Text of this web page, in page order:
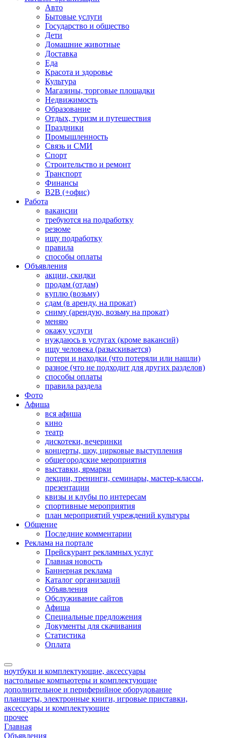
Авто
Бытовые услуги
Государство и общество
Дети
Домашние животные
Доставка
Еда
Красота и здоровье
Культура
Магазины, торговые площадки
Недвижимость
Образование
Отдых, туризм и путешествия
Праздники
Промышленность
Связь и СМИ
Спорт
Строительство и ремонт
Транспорт
Финансы
B2B (+офис)
Работа
вакансии
требуются на подработку
резюме
ищу подработку
правила
способы оплаты
Объявления
акции, скидки
продам (отдам)
куплю (возьму)
сдам (в аренду, на прокат)
сниму (арендую, возьму на прокат)
меняю
окажу услуги
нуждаюсь в услугах (кроме вакансий)
ищу человека (разыскивается)
потери и находки (что потеряли или нашли)
разное (что не подходит для других разделов)
способы оплаты
правила раздела
Фото
Афиша
вся афиша
кино
театр
дискотеки, вечеринки
концерты, шоу, цирковые выступления
общегородские мероприятия
выставки, ярмарки
лекции, тренинги, семинары, мастер-классы,
презентации
квизы и клубы по интересам
спортивные мероприятия
план мероприятий учреждений культуры
Общение
Последние комментарии
Реклама на портале
Прейскурант рекламных услуг
Главная новость
Баннерная реклама
Каталог организаций
Объявления
Обслуживание сайтов
Афиша
Специальные предложения
Документы для скачивания
Статистика
Оплата
ноутбуки и комплектующие, аксессуары
настольные компьютеры и комплектующие
дополнительное и периферийное оборудование
планшеты, электронные книги, игровые приставки,
аксессуары и комплектующие
прочее
Главная
Объявления